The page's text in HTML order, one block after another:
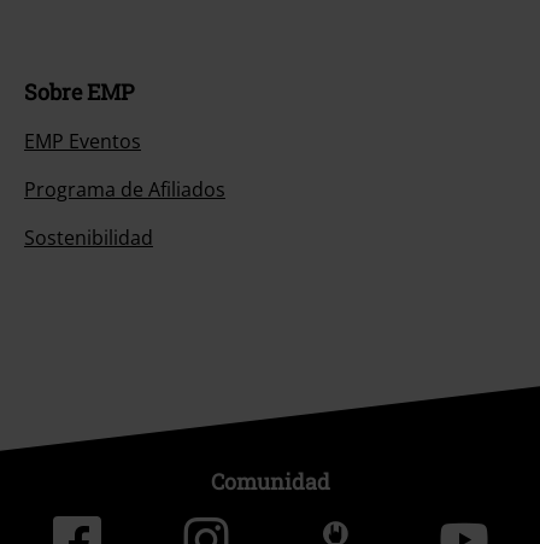
Sobre EMP
EMP Eventos
Programa de Afiliados
Sostenibilidad
Comunidad